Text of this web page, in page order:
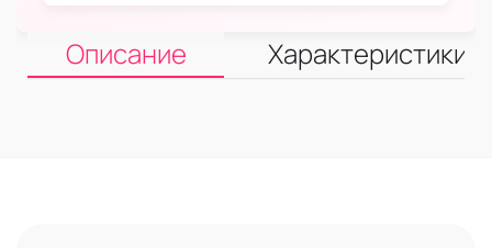
Описание Характеристики